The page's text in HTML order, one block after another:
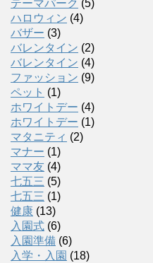
テーマパーク (5)
ハロウィン (4)
バザー (3)
バレンタイン (2)
バレンタイン (4)
ファッション (9)
ペット (1)
ホワイトデー (4)
ホワイトデー (1)
マタニティ (2)
マナー (1)
ママ友 (4)
七五三 (5)
七五三 (1)
健康 (13)
入園式 (6)
入園準備 (6)
入学・入園 (18)